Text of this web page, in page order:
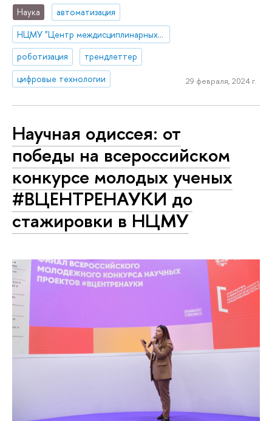
Наука
автоматизация
НЦМУ "Центр междисциплинарных исследований человеческого потенциала"
роботизация
трендлеттер
цифровые технологии
29 февраля, 2024 г.
Научная одиссея: от
победы на всероссийском
конкурсе молодых ученых
#ВЦЕНТРЕНАУКИ до
стажировки в НЦМУ